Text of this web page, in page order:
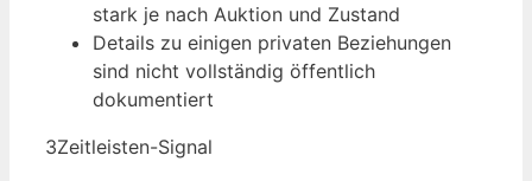
stark je nach Auktion und Zustand
Details zu einigen privaten Beziehungen
sind nicht vollständig öffentlich
dokumentiert
3Zeitleisten-Signal